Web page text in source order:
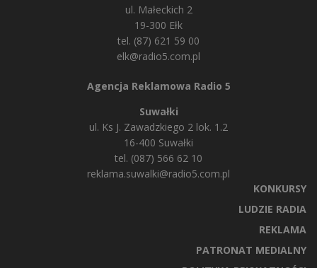
ul. Małeckich 2
19-300 Ełk
tel. (87) 621 59 00
elk@radio5.com.pl
Agencja Reklamowa Radio 5
Suwałki
ul. Ks J. Zawadzkiego 2 lok. 1.2
16-400 Suwałki
tel. (087) 566 62 10
reklama.suwalki@radio5.com.pl
KONKURSY
LUDZIE RADIA
REKLAMA
PATRONAT MEDIALNY